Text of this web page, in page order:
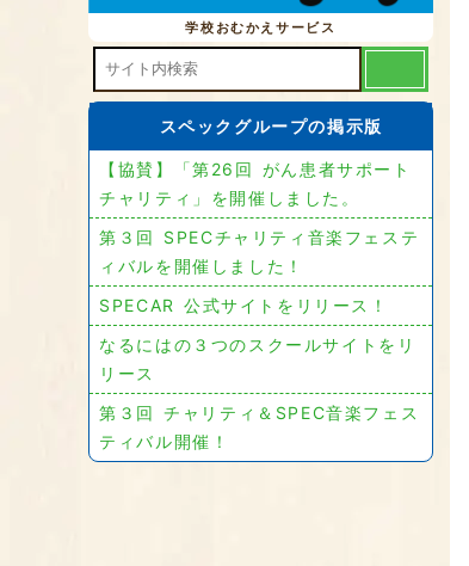
学校おむかえサービス
スペックグループの掲示版
【協賛】「第26回 がん患者サポート
チャリティ」を開催しました。
第３回 SPECチャリティ音楽フェステ
ィバルを開催しました！
SPECAR 公式サイトをリリース！
なるにはの３つのスクールサイトをリ
リース
第３回 チャリティ＆SPEC音楽フェス
ティバル開催！